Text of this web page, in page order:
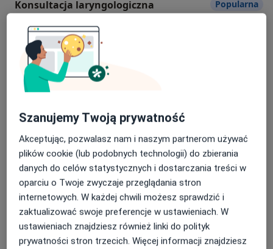
doświadczyć opieki, która idzie znacznie poza
Twój pełen zdrowia styl życia!
Zdajemy sobie sprawę z tego, że organizm jest
całością, dlatego lekarze MEDIS 360 nie zamykają się
jedynie na swoją dziedzinę. Kierując się tym,
postanowiliśmy poszerzyć nasz zespół o psychologów
i psychiatrów dla dzieci i dorosłych, którzy nie tylko
podejdą kompleksowo do leczenia, ale także pozwolą
Pacjentom zrozumieć wiele odczuć i sytuacji
spotykających ich w życiu. Ich pomoc może okazać się
nieoceniona także w przypadku przebytych operacji,
nagłego pogorszenia się stanu zdrowia,
niepełnosprawności czy innych sytuacji wymagających
wsparcia nie tylko fizycznego, ale także psychicznego.
Konsultacja laryngologiczna
Umów
Popularna
Konsultacja ginekologiczna
250 zł - 280 zł
Szczegóły konsultacja ginekologiczna
Umów
Konsultacja ortopedyczna
250 zł
Szczegółykonsultacja ortopedyczna
Umów
Szanujemy Twoją prywatność
Akceptując, pozwalasz nam i naszym partnerom używać
plików cookie (lub podobnych technologii) do zbierania
danych do celów statystycznych i dostarczania treści w
oparciu o Twoje zwyczaje przeglądania stron
internetowych. W każdej chwili możesz sprawdzić i
zaktualizować swoje preferencje w ustawieniach. W
ustawieniach znajdziesz również linki do polityk
prywatności stron trzecich. Więcej informacji znajdziesz